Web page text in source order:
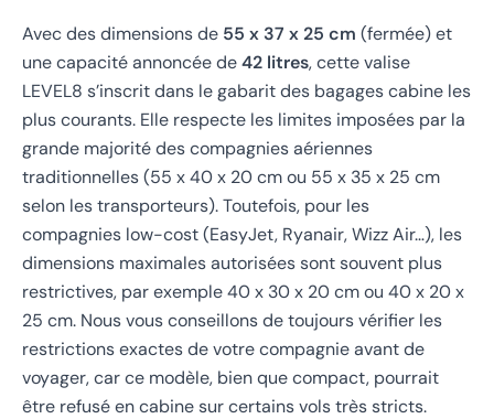
Avec des dimensions de 55 x 37 x 25 cm (fermée) et
une capacité annoncée de42 litres, cette valise
LEVEL8 s’inscrit dans le gabarit des bagages cabine les
plus courants. Elle respecte les limites imposées par la
grande majorité des compagnies aériennes
traditionnelles (55 x 40 x 20 cm ou 55 x 35 x 25 cm
selon les transporteurs). Toutefois, pour les
compagnies low-cost (EasyJet, Ryanair, Wizz Air…), les
dimensions maximales autorisées sont souvent plus
restrictives, par exemple 40 x 30 x 20 cm ou 40 x 20 x
25 cm. Nous vous conseillons de toujours vérifier les
restrictions exactes de votre compagnie avant de
voyager, car ce modèle, bien que compact, pourrait
être refusé en cabine sur certains vols très stricts.